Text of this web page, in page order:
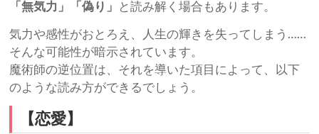
「無気力」「偽り」
と読み解く場合もあります。
気力や感性がおとろえ、人生の輝きを失ってしまう……
そんな可能性が暗示されています。
魔術師の逆位置は、それを導いた項目によって、以下
のような読み方ができるでしょう。
【恋愛】